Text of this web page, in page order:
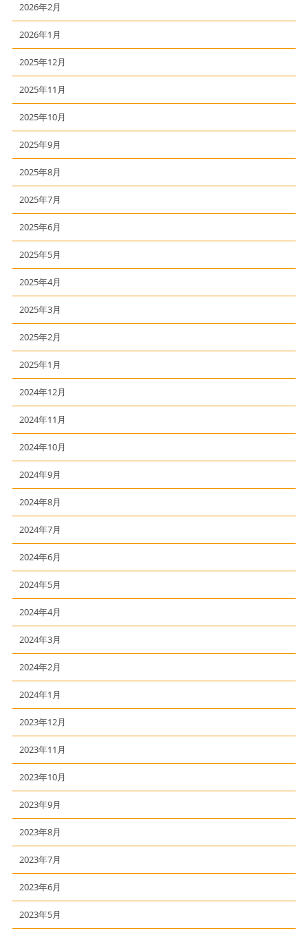
2026年2月
2026年1月
2025年12月
2025年11月
2025年10月
2025年9月
2025年8月
2025年7月
2025年6月
2025年5月
2025年4月
2025年3月
2025年2月
2025年1月
2024年12月
2024年11月
2024年10月
2024年9月
2024年8月
2024年7月
2024年6月
2024年5月
2024年4月
2024年3月
2024年2月
2024年1月
2023年12月
2023年11月
2023年10月
2023年9月
2023年8月
2023年7月
2023年6月
2023年5月